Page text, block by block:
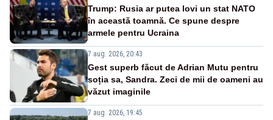
Trump: Rusia ar putea lovi un stat NATO
în această toamnă. Ce spune despre
armele pentru Ucraina
7 aug. 2026, 20:43
Gest superb făcut de Adrian Mutu pentru
soția sa, Sandra. Zeci de mii de oameni au
văzut imaginile
7 aug. 2026, 19:45